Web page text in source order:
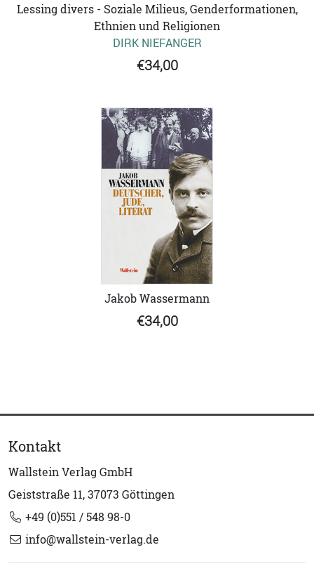
Lessing divers - Soziale Milieus, Genderformationen,
Ethnien und Religionen
DIRK NIEFANGER
€34,00
Jakob Wassermann
€34,00
Kontakt
Wallstein Verlag GmbH
Geiststraße 11, 37073 Göttingen
+49 (0)551 / 548 98-0
info@wallstein-verlag.de